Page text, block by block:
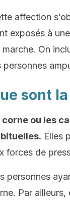
affection
exposés à
marche. On
personnes
sont
corne ou les
Elles
forces de
personnes
Par